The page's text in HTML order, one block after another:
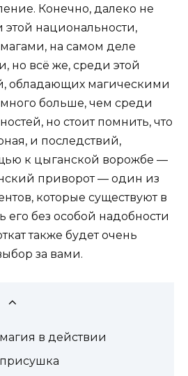
Конечно, далеко не
этой национальности,
на самом деле
но всё же, среди этой
обладающих магическими
больше, чем среди
но стоит помнить, что
и последствий,
к цыганской ворожбе —
приворот — один из
которые существуют в
его без особой надобности
также будет очень
за вами.
в действии